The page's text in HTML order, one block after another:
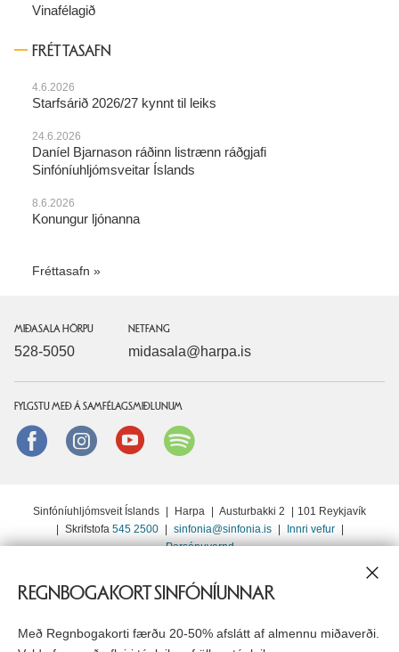
Vinafélagið
FRÉTTASAFN
4.6.2026
Starfsárið 2026/27 kynnt til leiks
24.6.2026
Daníel Bjarnason ráðinn listrænn ráðgjafi
Sinfóníuhljómsveitar Íslands
8.6.2026
Konungur ljónanna
Fréttasafn
MIÐASALA HÖRPU
528-5050
NETFANG
midasala@harpa.is
FYLGSTU MEÐ Á SAMFÉLAGSMIÐLUNUM
FacebookinstagramYoutube
Sinfóníuhljómsveit Íslands | Harpa | Austurbakki 2 | 101 Reykjavík
| Skrifstofa 545 2500 | sinfonia@sinfonia.is | Innri vefur |
Persónuvernd
EN DAGATAL
REGNBOGAKORT SINFÓNÍUNNAR
Með Regnbogakorti færðu 20-50% afslátt af almennu miðaverði.